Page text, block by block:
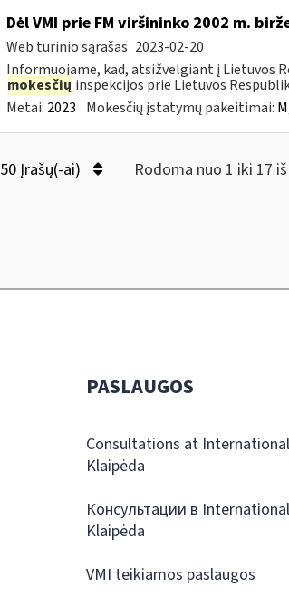
Dėl VMI prie FM viršininko 2002 m.
Web turinio sąrašas 2023-02-20
Informuojame, kad, atsižvelgiant į Lietuvos
mokesčių inspekcijos prie Lietuvos
Metai: 2023 Mokesčių įstatymų pakeitimai:
50 Įrašų(-ai) Rodoma nuo 1 iki 17
PASLAUGOS
Consultations at
Klaipėda
Консультации в
Klaipėda
VMI teikiamos paslaugos